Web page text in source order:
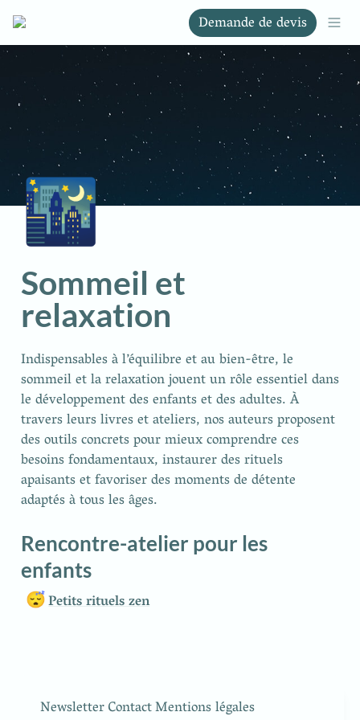
Demande de devis
🌃
Sommeil et
relaxation
Indispensables à l’équilibre et au bien-être, le
sommeil et la relaxation jouent un rôle essentiel dans
le développement des enfants et des adultes. À
travers leurs livres et ateliers, nos auteurs proposent
des outils concrets pour mieux comprendre ces
besoins fondamentaux, instaurer des rituels
apaisants et favoriser des moments de détente
adaptés à tous les âges.
Rencontre-atelier pour les
enfants
😴Petits rituels zen
NewsletterContactMentions légales